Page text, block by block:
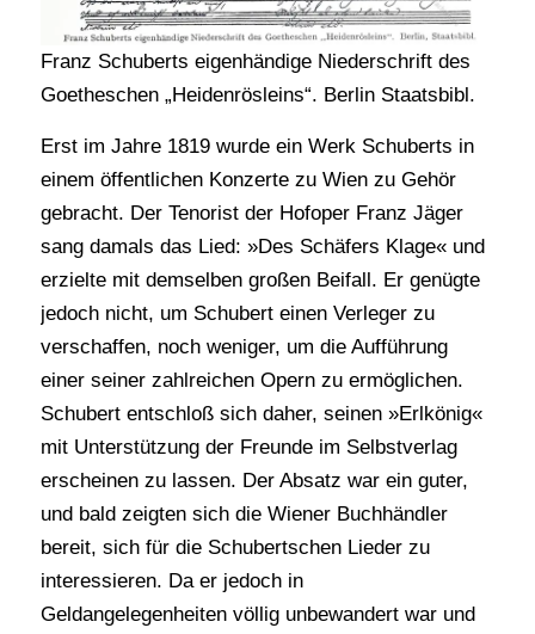
Franz Schuberts eigenhändige Niederschrift des
Goetheschen „Heidenrösleins“. Berlin Staatsbibl.
Erst im Jahre 1819 wurde ein Werk Schuberts in
einem öffentlichen Konzerte zu Wien zu Gehör
gebracht. Der Tenorist der Hofoper Franz Jäger
sang damals das Lied: »Des Schäfers Klage« und
erzielte mit demselben großen Beifall. Er genügte
jedoch nicht, um Schubert einen Verleger zu
verschaffen, noch weniger, um die Aufführung
einer seiner zahlreichen Opern zu ermöglichen.
Schubert entschloß sich daher, seinen »Erlkönig«
mit Unterstützung der Freunde im Selbstverlag
erscheinen zu lassen. Der Absatz war ein guter,
und bald zeigten sich die Wiener Buchhändler
bereit, sich für die Schubertschen Lieder zu
interessieren. Da er jedoch in
Geldangelegenheiten völlig unbewandert war und